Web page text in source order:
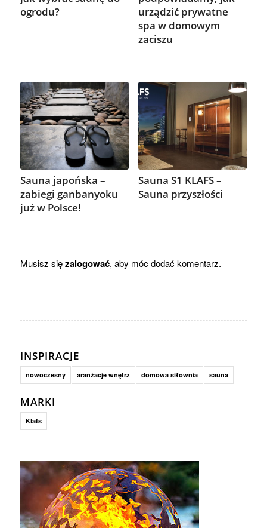
ogrodu?
urządzić prywatne
spa w domowym
zaciszu
Sauna japońska –
zabiegi ganbanyoku
już w Polsce!
Sauna S1 KLAFS –
Sauna przyszłości
Musisz sięzalogować, aby móc dodać komentarz.
INSPIRACJE
nowoczesny aranżacje wnętrz domowa siłownia sauna
MARKI
Klafs